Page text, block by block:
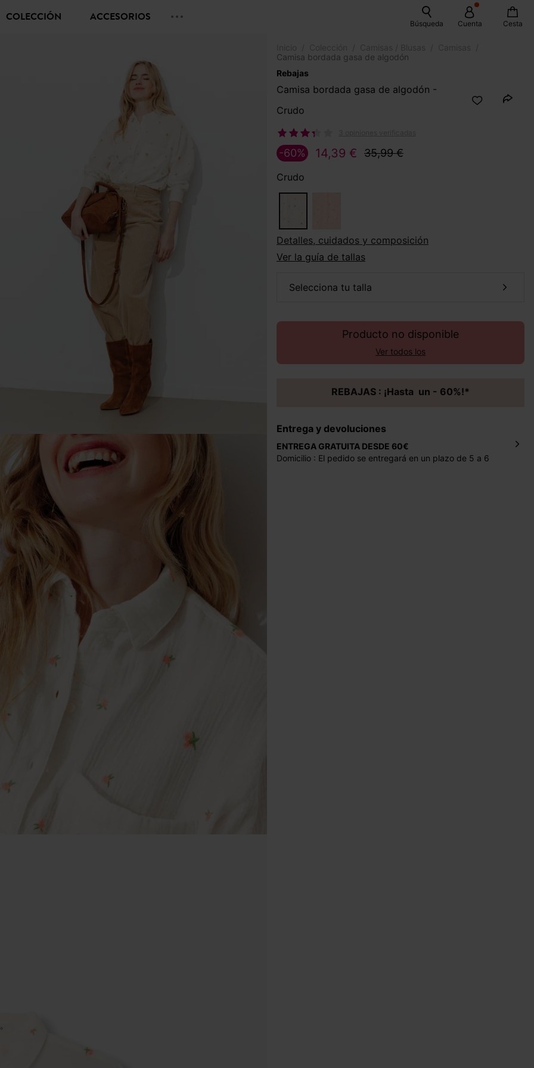
COLECCIÓN ACCESORIOS Búsqueda Cuenta Cesta
Camisa bordada gasa de algodón
Rebajas
Camisa bordada gasa de algodón -
Crudo
14,39 € 35,99 €
-60%
Crudo
Detalles, cuidados y composición
Ver la guía de tallas
selecciona tu talla
Producto no disponible
Ver todos los
REBAJAS : ¡Hasta un - 60%!*
Entrega y devoluciones
ENTREGA GRATUITA DESDE 60€
Domicilio : El pedido se entregará en un plazo de 5 a 6